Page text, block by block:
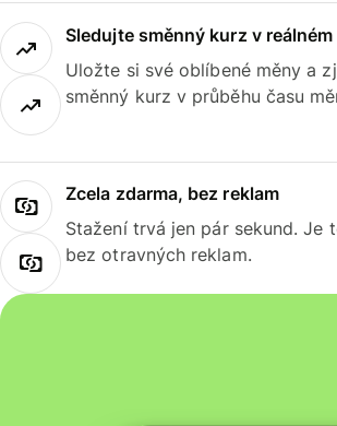
Sledujte směnný kurz v reálném
Uložte si své oblíbené měny a
směnný kurz v průběhu času
Zcela zdarma, bez reklam
Stažení trvá jen pár sekund. Je
bez otravných reklam.